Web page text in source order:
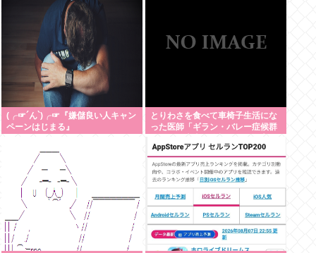
(╭☞´ん`)╭☞『嫌儲良い人キャン
ペーンはじまる』
とりわさを食べて車椅子生活にな
った医師「ギラン・バレー症候群
良かったと思った」